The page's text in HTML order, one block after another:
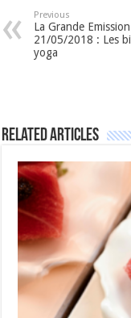
Previous
La Grande
21/05/2018 : Les
yoga
Related Articles